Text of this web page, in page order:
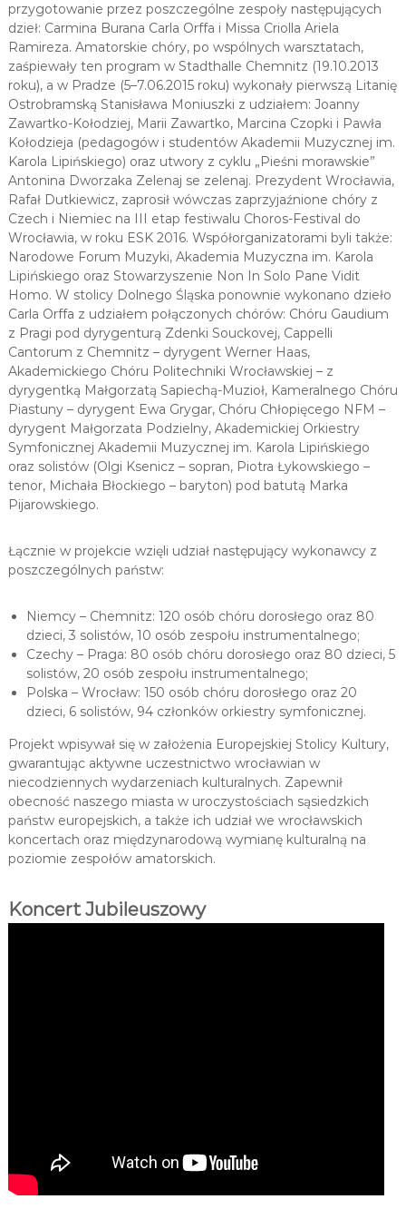
przygotowanie przez poszczególne zespoły następujących
dzieł: Carmina Burana Carla Orffa i Missa Criolla Ariela
Ramireza. Amatorskie chóry, po wspólnych warsztatach,
zaśpiewały ten program w Stadthalle Chemnitz (19.10.2013
roku), a w Pradze (5–7.06.2015 roku) wykonały pierwszą Litanię
Ostrobramską Stanisława Moniuszki z udziałem: Joanny
Zawartko-Kołodziej, Marii Zawartko, Marcina Czopki i Pawła
Kołodzieja (pedagogów i studentów Akademii Muzycznej im.
Karola Lipińskiego) oraz utwory z cyklu „Pieśni morawskie”
Antonina Dworzaka Zelenaj se zelenaj. Prezydent Wrocławia,
Rafał Dutkiewicz, zaprosił wówczas zaprzyjaźnione chóry z
Czech i Niemiec na III etap festiwalu Choros-Festival do
Wrocławia, w roku ESK 2016. Współorganizatorami byli także:
Narodowe Forum Muzyki, Akademia Muzyczna im. Karola
Lipińskiego oraz Stowarzyszenie Non In Solo Pane Vidit
Homo. W stolicy Dolnego Śląska ponownie wykonano dzieło
Carla Orffa z udziałem połączonych chórów: Chóru Gaudium
z Pragi pod dyrygenturą Zdenki Souckovej, Cappelli
Cantorum z Chemnitz – dyrygent Werner Haas,
Akademickiego Chóru Politechniki Wrocławskiej – z
dyrygentką Małgorzatą Sapiechą-Muzioł, Kameralnego Chóru
Piastuny – dyrygent Ewa Grygar, Chóru Chłopięcego NFM –
dyrygent Małgorzata Podzielny, Akademickiej Orkiestry
Symfonicznej Akademii Muzycznej im. Karola Lipińskiego
oraz solistów (Olgi Ksenicz – sopran, Piotra Łykowskiego –
tenor, Michała Błockiego – baryton) pod batutą Marka
Pijarowskiego.
Łącznie w projekcie wzięli udział następujący wykonawcy z
poszczególnych państw:
Niemcy – Chemnitz: 120 osób chóru dorosłego oraz 80
dzieci, 3 solistów, 10 osób zespołu instrumentalnego;
Czechy – Praga: 80 osób chóru dorosłego oraz 80 dzieci, 5
solistów, 20 osób zespołu instrumentalnego;
Polska – Wrocław: 150 osób chóru dorosłego oraz 20
dzieci, 6 solistów, 94 członków orkiestry symfonicznej.
Projekt wpisywał się w założenia Europejskiej Stolicy Kultury,
gwarantując aktywne uczestnictwo wrocławian w
niecodziennych wydarzeniach kulturalnych. Zapewnił
obecność naszego miasta w uroczystościach sąsiedzkich
państw europejskich, a także ich udział we wrocławskich
koncertach oraz międzynarodową wymianę kulturalną na
poziomie zespołów amatorskich.
Koncert Jubileuszowy